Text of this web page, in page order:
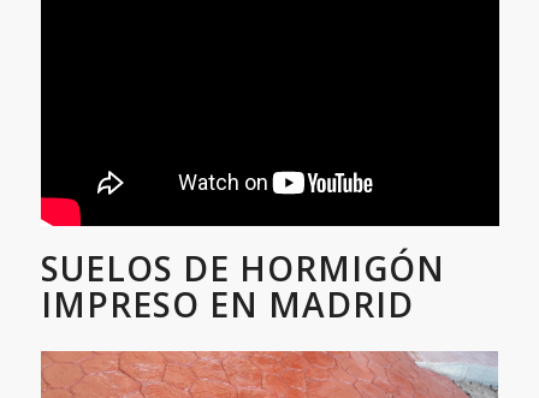
SUELOS DE HORMIGÓN
IMPRESO EN MADRID